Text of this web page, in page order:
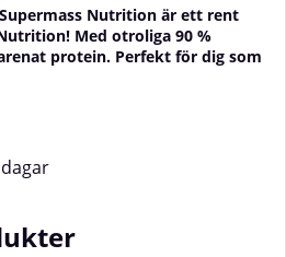
Nutrition är ett rent
Med otroliga 90 %
protein. Perfekt för dig som